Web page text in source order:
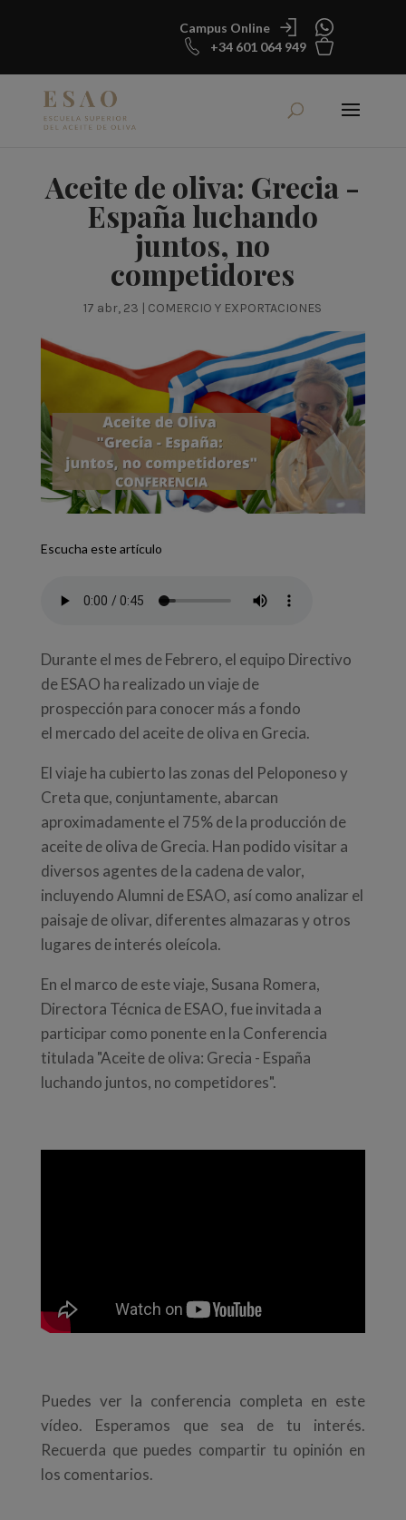
Campus Online
+34 601 064 949
Aceite de oliva: Grecia -
España luchando
juntos, no
competidores
17 abr, 23 | COMERCIO Y EXPORTACIONES
Escucha este artículo
Durante el mes de Febrero, el equipo Directivo
de ESAO ha realizado un viaje de
prospección para conocer más a fondo
el mercado del aceite de oliva en Grecia.
El viaje ha cubierto las zonas del Peloponeso y
Creta que, conjuntamente, abarcan
aproximadamente el 75% de la producción de
aceite de oliva de Grecia. Han podido visitar a
diversos agentes de la cadena de valor,
incluyendo Alumni de ESAO, así como analizar el
paisaje de olivar, diferentes almazaras y otros
lugares de interés oleícola.
En el marco de este viaje, Susana Romera,
Directora Técnica de ESAO, fue invitada a
participar como ponente en la Conferencia
titulada "Aceite de oliva: Grecia - España
luchando juntos, no competidores".
Puedes ver la conferencia completa en este
vídeo. Esperamos que sea de tu interés.
Recuerda que puedes compartir tu opinión en
los comentarios.